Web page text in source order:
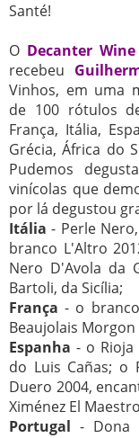
Santé!
O Decanter
recebeu
Vinhos, em uma
de 100 rótulos
França, Itália,
Grécia, África do
Pudemos
vinícolas que
por lá degustou
Itália - Perle
branco L'Altro
Nero D'Avola da
Bartoli, da Sicília;
França - o
Beaujolais
Espanha - o Rioja
do Luis Cañas; o
Duero 2004,
Ximénez El
Portugal - Dona